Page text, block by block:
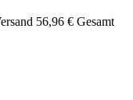
56,96 € Gesamt